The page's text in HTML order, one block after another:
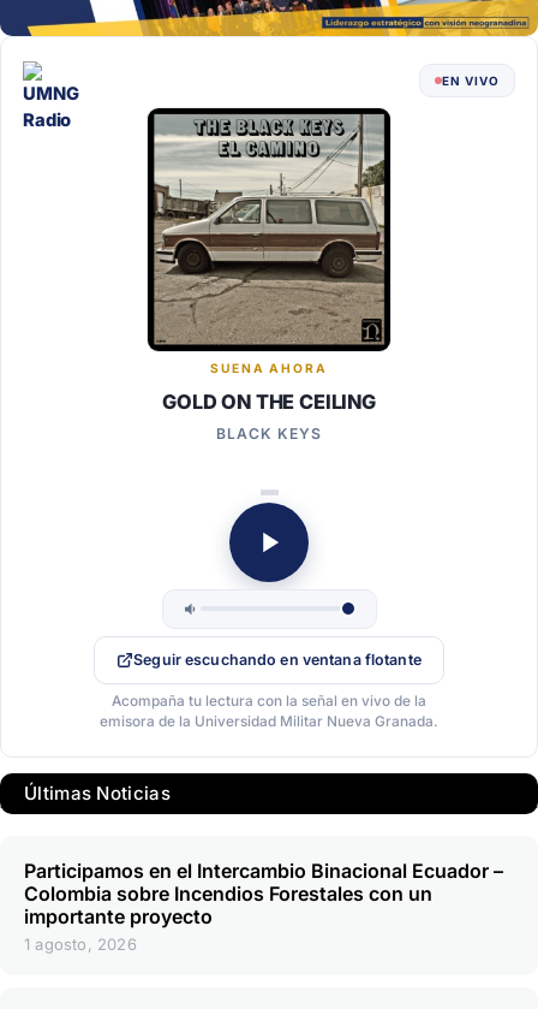
EN VIVO
SUENA AHORA
GOLD ON THE CEILING
BLACK KEYS
Seguir escuchando en ventana flotante
Acompaña tu lectura con la señal en vivo de la
emisora de la Universidad Militar Nueva Granada.
Últimas Noticias
Participamos en el Intercambio Binacional Ecuador –
Colombia sobre Incendios Forestales con un
importante proyecto
1 agosto, 2026